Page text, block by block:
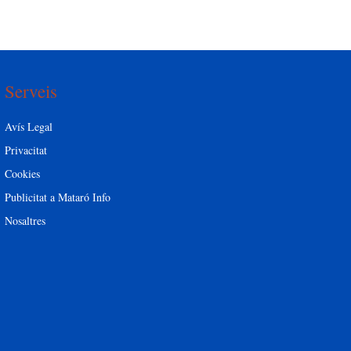
Serveis
Avís Legal
Privacitat
Cookies
Publicitat a Mataró Info
Nosaltres